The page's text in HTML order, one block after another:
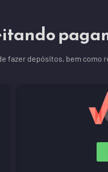
fazer depósitos, bem como